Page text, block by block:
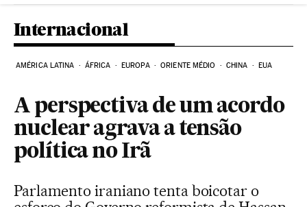
Internacional
AMÉRICA LATINA ÁFRICA EUROPA ORIENTE MÉDIO CHINA EUA
A perspectiva de um acordo
nuclear agrava a tensão
política no Irã
Parlamento iraniano tenta boicotar o